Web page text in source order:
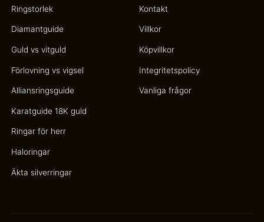
Ringstorlek
Diamantguide
Guld vs vitguld
Förlovning vs vigsel
Alliansringsguide
Karatguide 18K guld
Ringar för herr
Haloringar
Äkta silverringar
Kontakt
Villkor
Köpvillkor
Integritetspolicy
Vanliga frågor